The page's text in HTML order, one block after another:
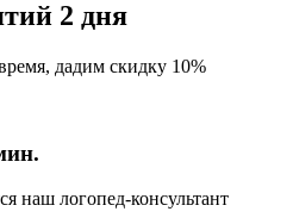
2 дня
дадим скидку 10%
наш логопед-консультант